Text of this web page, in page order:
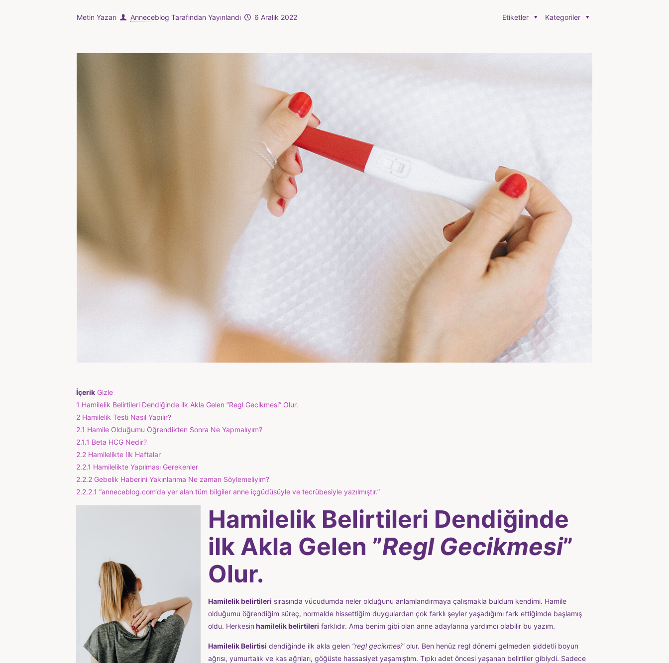
Metin Yazarı Anneceblog Tarafından Yayınlandı 6 Aralık 2022 Kategoriler
Etiketler
İçerik Gizle
1 Hamilelik Belirtileri Dendiğinde ilk Akla Gelen ”Regl Gecikmesi” Olur.
2 Hamilelik Testi Nasıl Yapılır?
2.1 Hamile Olduğumu Öğrendikten Sonra Ne Yapmalıyım?
2.1.1 Beta HCG Nedir?
2.2 Hamilelikte İlk Haftalar
2.2.1 Hamilelikte Yapılması Gerekenler
2.2.2 Gebelik Haberini Yakınlarıma Ne zaman Söylemeliyim?
2.2.2.1 “anneceblog.com‘da yer alan tüm bilgiler anne içgüdüsüyle ve tecrübesiyle yazılmıştır.”
Hamilelik Belirtileri Dendiğinde
ilk Akla Gelen ”Regl Gecikmesi”
Olur.
Hamilelik belirtileri sırasında vücudumda neler olduğunu anlamlandırmaya çalışmakla buldum kendimi. Hamile
olduğumu öğrendiğim süreç, normalde hissettiğim duygulardan çok farklı şeyler yaşadığımı fark ettiğimde başlamış
oldu. Herkesin hamilelik belirtileri farklıdır. Ama benim gibi olan anne adaylarına yardımcı olabilir bu yazım.
Hamilelik Belirtisi dendiğinde ilk akla gelen ”regl gecikmesi”olur. Ben henüz regl dönemi gelmeden şiddetli boyun
ağrısı, yumurtalık ve kas ağrıları, göğüste hassasiyet yaşamıştım. Tıpkı adet öncesi yaşanan belirtiler gibiydi. Sadece